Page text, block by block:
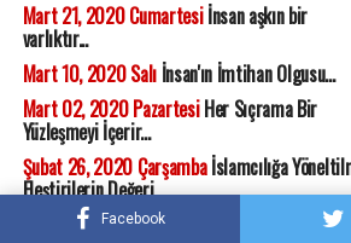
Facebook
Mart 21, 2020 Cumartesiİnsan aşkın bir
varlıktır...
Mart 10, 2020 Salıİnsan'ın İmtihan Olgusu...
Mart 02, 2020 PazartesiHer Sıçrama Bir
Yüzleşmeyi İçerir...
Şubat 26, 2020 Çarşambaİslamcılığa
Eleştirilerin Değeri
Şubat 18, 2020 SalıBeşer Tağut'a İsyan İle İnsan